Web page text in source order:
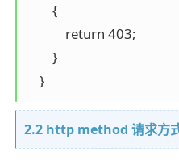
        {
            return 403;
        }
    }
2.2 http method 请求方